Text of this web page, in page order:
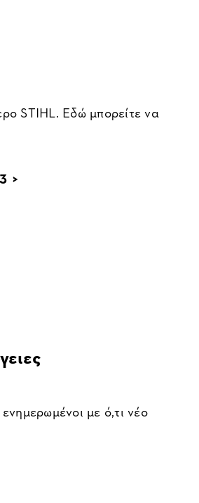
STIHL. Εδώ μπορείτε να
>
με ό,τι νέο